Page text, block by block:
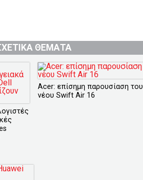
ΘΕΜΑΤΑ
Acer: επίσημη παρουσίαση του
νέου Swift Air 16